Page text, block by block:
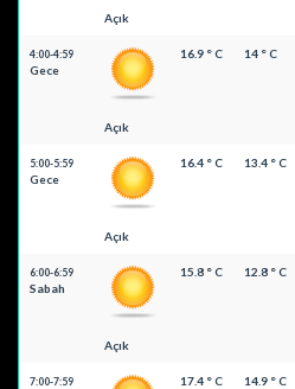
Açık
4:00-4:59
Gece
Açık
16.9 ° C 14 ° C
5:00-5:59
Gece
Açık
16.4 ° C 13.4 ° C
6:00-6:59
Sabah
Açık
15.8 ° C 12.8 ° C
7:00-7:59 17.4 ° C 14.9 ° C